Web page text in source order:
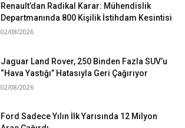
Renault’dan Radikal Karar: Mühendislik
Departmanında 800 Kişilik İstihdam Kesintisi
02/08/2026
Jaguar Land Rover, 250 Binden Fazla SUV’u
“Hava Yastığı” Hatasıyla Geri Çağırıyor
02/08/2026
Ford Sadece Yılın İlk Yarısında 12 Milyon